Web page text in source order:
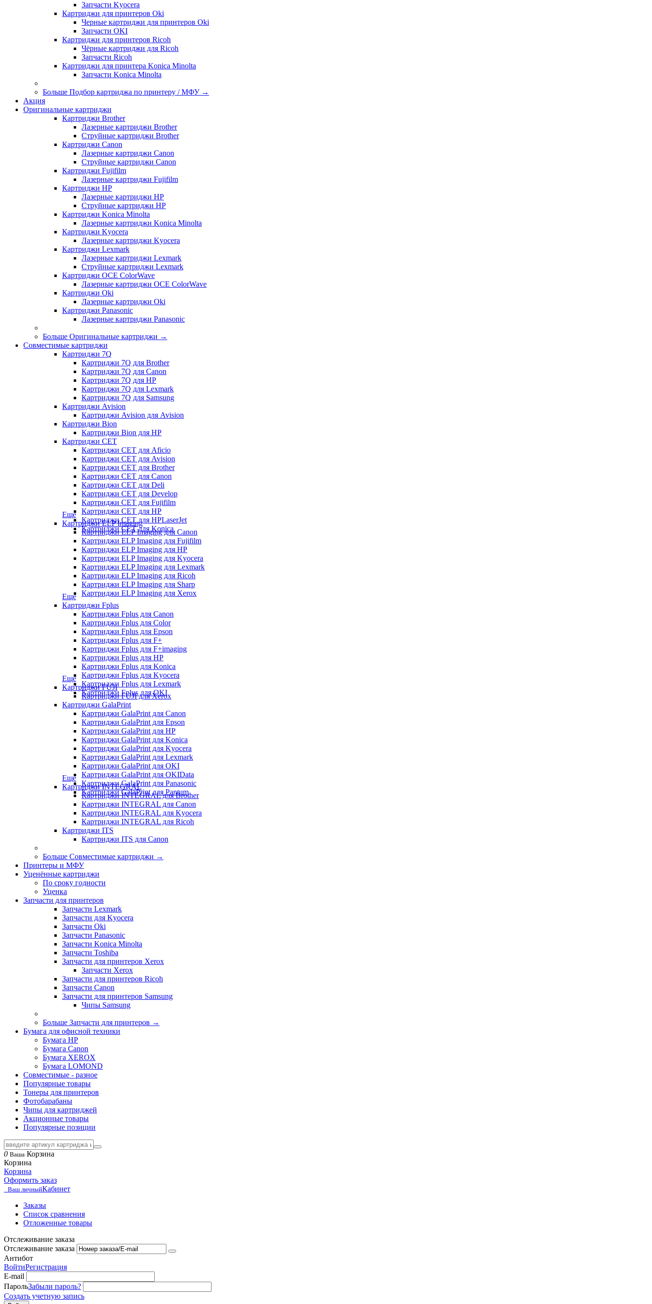
Запчасти Kyocera
Картриджи для принтеров Oki
Черные картриджи для принтеров Oki
Запчасти OKI
Картриджи для принтеров Ricoh
Чёрные картриджи для Ricoh
Запчасти Ricoh
Картриджи для принтера Konica Minolta
Запчасти Koniсa Minolta
Больше Подбор картриджа по принтеру / МФУ →
Акция
Оригинальные картриджи
Картриджи Brother
Лазерные картриджи Brother
Струйные картриджи Brother
Картриджи Canon
Лазерные картриджи Canon
Струйные картриджи Canon
Картриджи Fujifilm
Лазерные картриджи Fujifilm
Картриджи HP
Лазерные картриджи HP
Струйные картриджи HP
Картриджи Konica Minolta
Лазерные картриджи Konica Minolta
Картриджи Kyocera
Лазерные картриджи Kyocera
Картриджи Lexmark
Лазерные картриджи Lexmark
Струйные картриджи Lexmark
Картриджи OCE ColorWave
Лазерные картриджи OCE ColorWave
Картриджи Oki
Лазерные картриджи Oki
Картриджи Panasonic
Лазерные картриджи Panasonic
Больше Оригинальные картриджи →
Совместимые картриджи
Картриджи 7Q
Картриджи 7Q для Brother
Картриджи 7Q для Canon
Картриджи 7Q для HP
Картриджи 7Q для Lexmark
Картриджи 7Q для Samsung
Картриджи Avision
Картриджи Avision для Avision
Картриджи Bion
Картриджи Bion для HP
Картриджи CET
Картриджи CET для Aficio
Картриджи CET для Avision
Картриджи CET для Brother
Картриджи CET для Canon
Картриджи CET для Deli
Картриджи CET для Develop
Картриджи CET для Fujifilm
Картриджи CET для HP
Картриджи CET для HPLaserJet
Картриджи CET для Konica
Еще
Картриджи ELP Imaging
Картриджи ELP Imaging для Canon
Картриджи ELP Imaging для Fujifilm
Картриджи ELP Imaging для HP
Картриджи ELP Imaging для Kyocera
Картриджи ELP Imaging для Lexmark
Картриджи ELP Imaging для Ricoh
Картриджи ELP Imaging для Sharp
Картриджи ELP Imaging для Xerox
Еще
Картриджи Fplus
Картриджи Fplus для Canon
Картриджи Fplus для Color
Картриджи Fplus для Epson
Картриджи Fplus для F+
Картриджи Fplus для F+imaging
Картриджи Fplus для HP
Картриджи Fplus для Konica
Картриджи Fplus для Kyocera
Картриджи Fplus для Lexmark
Картриджи Fplus для OKI
Еще
Картриджи FUJI
Картриджи FUJI для Xerox
Картриджи GalaPrint
Картриджи GalaPrint для Canon
Картриджи GalaPrint для Epson
Картриджи GalaPrint для HP
Картриджи GalaPrint для Konica
Картриджи GalaPrint для Kyocera
Картриджи GalaPrint для Lexmark
Картриджи GalaPrint для OKI
Картриджи GalaPrint для OKIData
Картриджи GalaPrint для Panasonic
Картриджи GalaPrint для Pantum
Еще
Картриджи INTEGRAL
Картриджи INTEGRAL для Brother
Картриджи INTEGRAL для Canon
Картриджи INTEGRAL для Kyocera
Картриджи INTEGRAL для Ricoh
Картриджи ITS
Картриджи ITS для Canon
Больше Совместимые картриджи →
Принтеры и МФУ
Уценённые картриджи
По сроку годности
Уценка
Запчасти для принтеров
Запчасти Lexmark
Запчасти для Kyocera
Запчасти Oki
Запчасти Panasonic
Запчасти Koniсa Minolta
Запчасти Toshiba
Запчасти для принтеров Xerox
Запчасти Xerox
Запчасти для принтеров Ricoh
Запчасти Canon
Запчасти для принтеров Samsung
Чипы Samsung
Больше Запчасти для принтеров →
Бумага для офисной техники
Бумага HP
Бумага Canon
Бумага XEROX
Бумага LOMOND
Совместимые - разное
Популярные товары
Тонеры для принтеров
Фотобарабаны
Чипы для картриджей
Акционные товары
Популярные позиции
0 Ваша Корзина
Корзина
Корзина
Оформить заказ
Ваш личныйКабинет
Заказы
Список сравнения
Отложенные товары
Отслеживание заказа
Отслеживание заказа
Антибот
ВойтиРегистрация
E-mail
ПарольЗабыли пароль?
Создать учетную запись